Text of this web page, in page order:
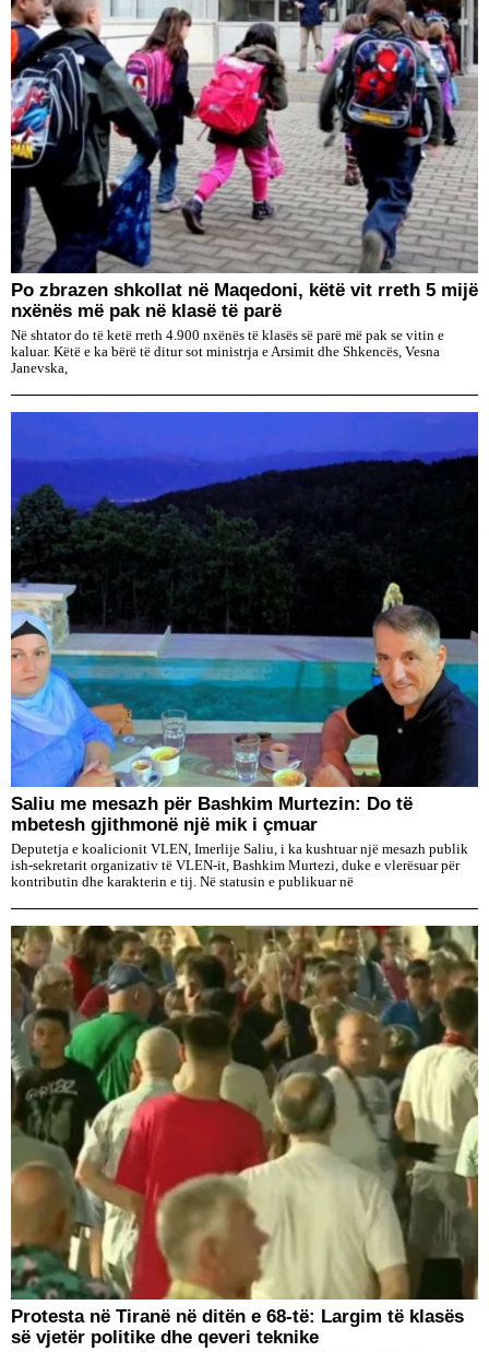
Po zbrazen shkollat në Maqedoni, këtë vit rreth 5 mijë
nxënës më pak në klasë të parë
Në shtator do të ketë rreth 4.900 nxënës të klasës së parë më pak se vitin e
kaluar. Këtë e ka bërë të ditur sot ministrja e Arsimit dhe Shkencës, Vesna
Janevska,
Saliu me mesazh për Bashkim Murtezin: Do të
mbetesh gjithmonë një mik i çmuar
Deputetja e koalicionit VLEN, Imerlije Saliu, i ka kushtuar një mesazh publik
ish-sekretarit organizativ të VLEN-it, Bashkim Murtezi, duke e vlerësuar për
kontributin dhe karakterin e tij. Në statusin e publikuar në
Protesta në Tiranë në ditën e 68-të: Largim të klasës
së vjetër politike dhe qeveri teknike